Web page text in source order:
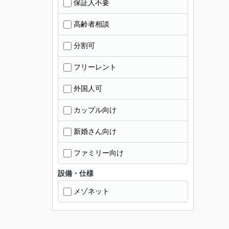
保証人不要
高齢者相談
分割可
フリーレント
外国人可
カップル向け
新婚さん向け
ファミリー向け
設備・仕様
メゾネット